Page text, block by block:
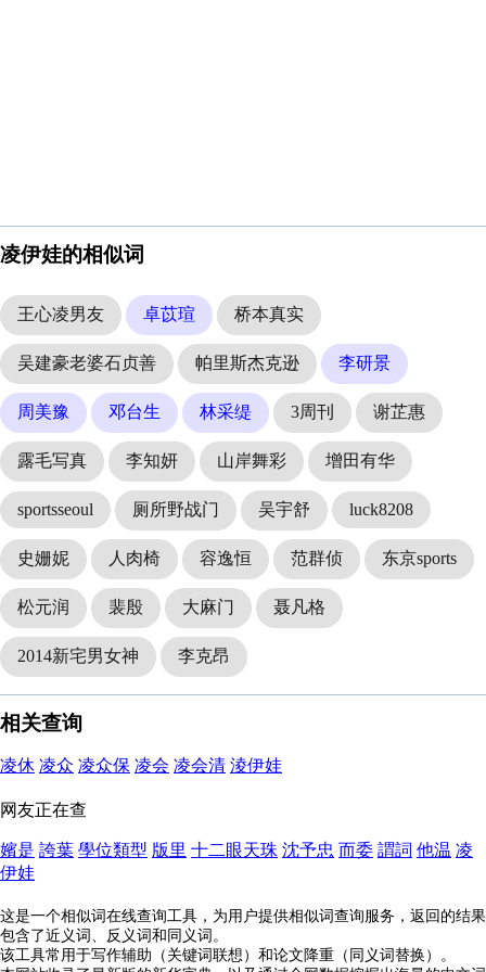
凌伊娃的相似词
王心凌男友 卓苡瑄 桥本真实
吴建豪老婆石贞善 帕里斯杰克逊 李研景
周美豫 邓台生 林采缇 3周刊 谢芷惠
露毛写真 李知妍 山岸舞彩 增田有华
sportsseoul 厕所野战门 吴宇舒 luck8208
史姗妮 人肉椅 容逸恒 范群侦 东京sports
松元润 裴殷 大麻门 聂凡格
2014新宅男女神 李克昂
相关查询
凌休 凌众 凌众保 凌会 凌会清 淩伊娃
网友正在查
嬪是 誇葉 學位類型 版里 十二眼天珠 沈予忠 而委 謂詞 他温 凌
伊娃
这是一个相似词在线查询工具，为用户提供相似词查询服务，返回的结果
包含了近义词、反义词和同义词。
该工具常用于写作辅助（关键词联想）和论文降重（同义词替换）。